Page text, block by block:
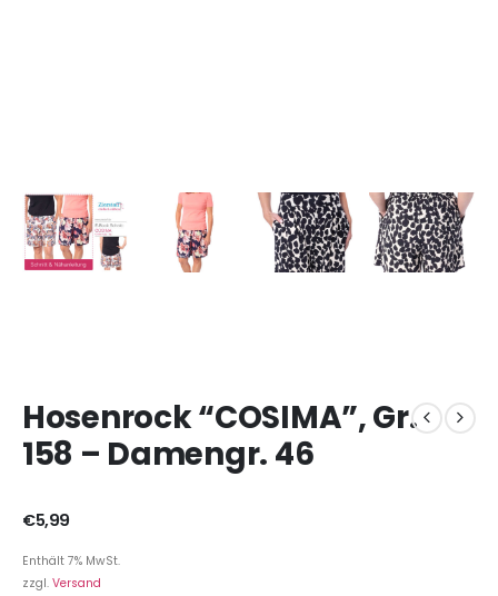
Hosenrock “COSIMA”, Gr.
158 – Damengr. 46
€5,99
Enthält 7% MwSt.
zzgl. Versand